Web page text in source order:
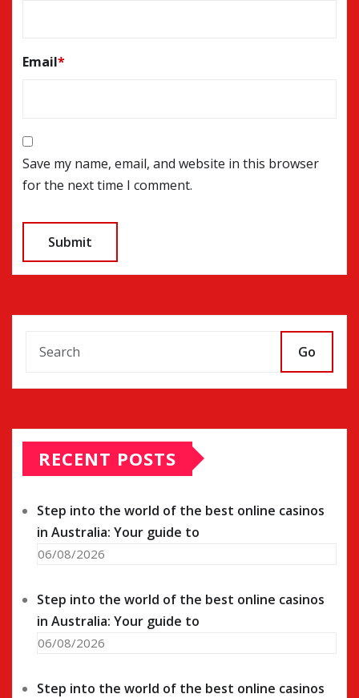
Email*
Save my name, email, and website in this browser
for the next time I comment.
Go
RECENT POSTS
Step into the world of the best online casinos
in Australia: Your guide to
06/08/2026
Step into the world of the best online casinos
in Australia: Your guide to
06/08/2026
Step into the world of the best online casinos